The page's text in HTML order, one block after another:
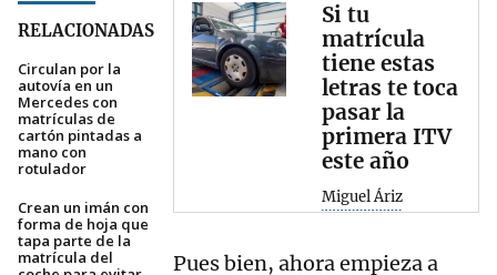
RELACIONADAS
Circulan por la
autovía en un
Mercedes con
matrículas de
cartón pintadas a
mano con
rotulador
Crean un imán con
forma de hoja que
tapa parte de la
matrícula del
Si tu
matrícula
tiene estas
letras te toca
pasar la
primera ITV
este año
Miguel Áriz
Pues bien, ahora empieza a